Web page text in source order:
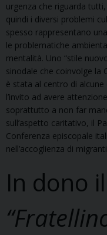
urgenza che riguarda
quindi i diversi problemi
spesso rappresentano
le problematiche
mentalità. Uno “stile
sinodale che coinvolge la
è stata al centro di
l’invito ad avere
soprattutto a non far
sull’aspetto caritativo, il
Conferenza episcopale
nell’accoglienza di
In dono